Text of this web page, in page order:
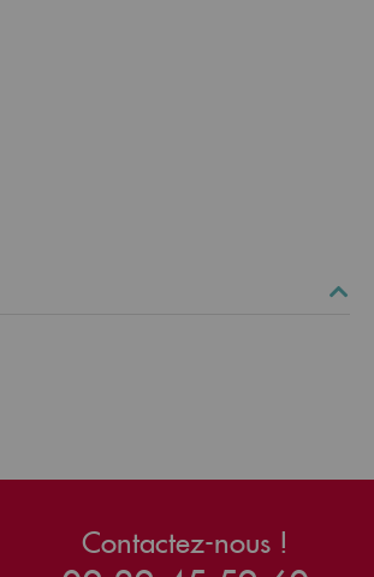
Contactez-nous !